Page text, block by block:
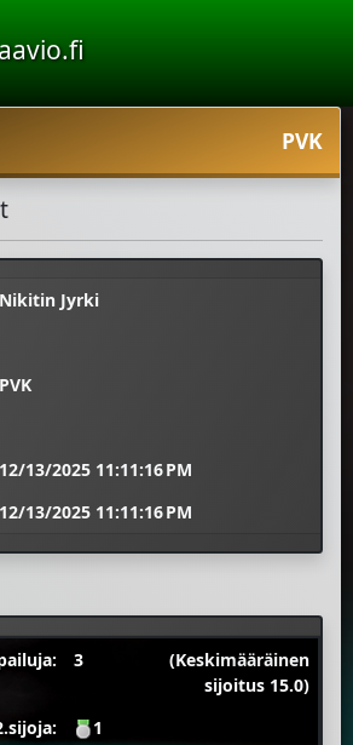
PVK
Nikitin Jyrki
PVK
12/13/2025 11:11:16 PM
12/13/2025 11:11:16 PM
3
(Keskimääräinen
sijoitus 15.0)
1